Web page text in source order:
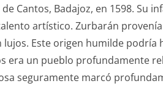
de Cantos, Badajoz, en 1598. Su
artístico. Zurbarán
lujos. Este origen humilde
era un pueblo profundamente
seguramente marcó